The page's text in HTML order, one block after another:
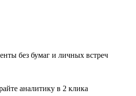
без бумаг и личных встреч
аналитику в 2 клика